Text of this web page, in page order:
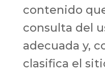
contenido
consulta del
adecuada y,
clasifica el